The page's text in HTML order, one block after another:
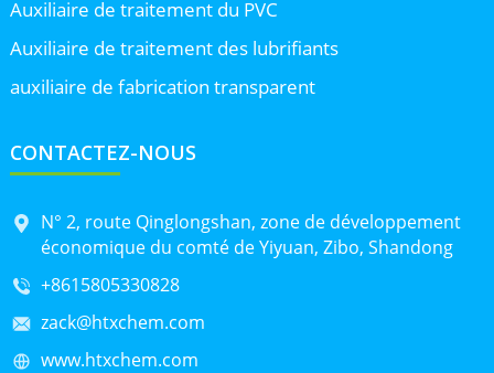
Auxiliaire de traitement du PVC
Auxiliaire de traitement des lubrifiants
auxiliaire de fabrication transparent
CONTACTEZ-NOUS
N° 2, route Qinglongshan, zone de développement
économique du comté de Yiyuan, Zibo, Shandong
+8615805330828
zack@htxchem.com
www.htxchem.com